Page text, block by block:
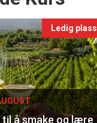
Ledig plass
å smake og lære